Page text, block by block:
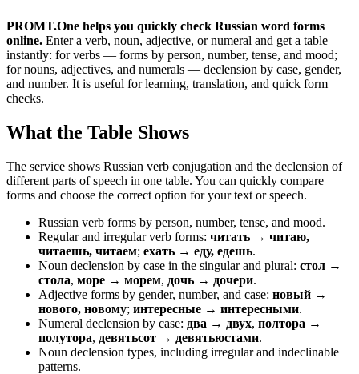
PROMT.One helps you quickly check Russian word forms
online. Enter a verb, noun, adjective, or numeral and get a table
instantly: for verbs — forms by person, number, tense, and mood;
for nouns, adjectives, and numerals — declension by case, gender,
and number. It is useful for learning, translation, and quick form
checks.
What the Table Shows
The service shows Russian verb conjugation and the declension of
different parts of speech in one table. You can quickly compare
forms and choose the correct option for your text or speech.
Russian verb forms by person, number, tense, and mood.
Regular and irregular verb forms: читать → читаю,
читаешь, читаем; ехать → еду, едешь.
Noun declension by case in the singular and plural: стол →
стола, море → морем, дочь → дочери.
Adjective forms by gender, number, and case: новый →
нового, новому; интересные → интересными.
Numeral declension by case: два → двух, полтора →
полутора, девятьсот → девятьюстами.
Noun declension types, including irregular and indeclinable
patterns.